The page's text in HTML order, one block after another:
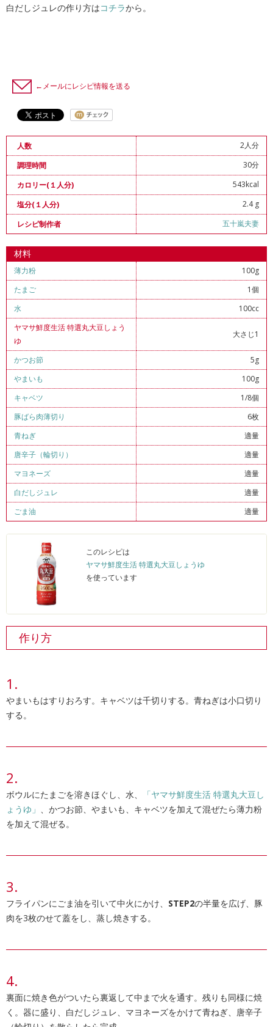
白だしジュレの作り方はコチラから。
←メールにレシピ情報を送る
人数
2人分
調理時間
30分
カロリー(１人分)
543kcal
塩分(１人分)
2.4 g
レシピ制作者
五十嵐夫妻
材料
薄力粉
100g
たまご
1個
水
100cc
ヤマサ鮮度生活 特選丸大豆しょう
ゆ
大さじ1
かつお節
5g
やまいも
100g
キャベツ
1/8個
豚ばら肉薄切り
6枚
青ねぎ
適量
唐辛子（輪切り）
適量
マヨネーズ
適量
白だしジュレ
適量
ごま油
適量
このレシピは
ヤマサ鮮度生活 特選丸大豆しょうゆ
を使っています
作り方
やまいもはすりおろす。キャベツは千切りする。青ねぎは小口切り
する。
ボウルにたまごを溶きほぐし、水、
「ヤマサ鮮度生活 特選丸大豆し
ょうゆ」 、かつお節、やまいも、キャベツを加えて混ぜたら薄力粉
を加えて混ぜる。
フライパンにごま油を引いて中火にかけ、 STEP2の半量を広げ、豚
肉を3枚のせて蓋をし、蒸し焼きする。
裏面に焼き色がついたら裏返して中まで火を通す。残りも同様に焼
く。器に盛り、白だしジュレ、マヨネーズをかけて青ねぎ、唐辛子